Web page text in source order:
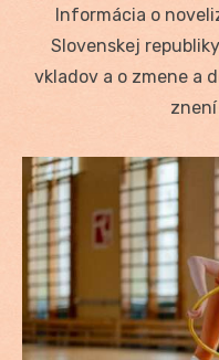
Informácia o
Slovenskej
vkladov a o zmene a